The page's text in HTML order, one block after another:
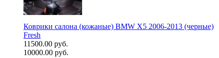
Коврики салона (кожаные) BMW X5 2006-2013 (черные)
Fresh
11500.00 руб.
10000.00 руб.